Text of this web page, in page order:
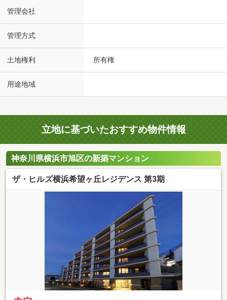
管理会社
管理方式
土地権利 所有権
用途地域
立地に基づいたおすすめ物件情報
神奈川県横浜市旭区の新築マンション
ザ・ヒルズ横浜希望ヶ丘レジデンス 第3期